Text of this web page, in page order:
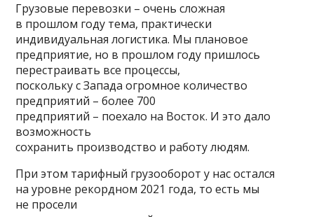
Грузовые перевозки – очень сложная
в прошлом году тема, практически
индивидуальная логистика. Мы плановое
предприятие, но в прошлом году пришлось
перестраивать все процессы,
поскольку с Запада огромное количество
предприятий – более 700
предприятий – поехало на Восток. И это дало
возможность
сохранить производство и работу людям.
При этом тарифный грузооборот у нас остался
на уровне рекордном 2021 года, то есть мы
не просели